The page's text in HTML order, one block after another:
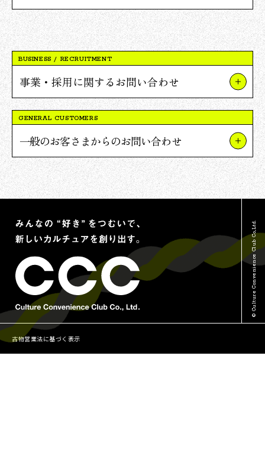
BUSINESS / RECRUITMENT
事業・採用に関するお問い合わせ
事業やプロジェクトについて
報道関連・ご取材等について
その他のお問い合わせ
GENERAL CUSTOMERS
一般のお客さまからのお問い合わせ
TSUTAYAについて
蔦屋書店について
© Culture Convenience Club Co.,Ltd.
古物営業法に基づく表示